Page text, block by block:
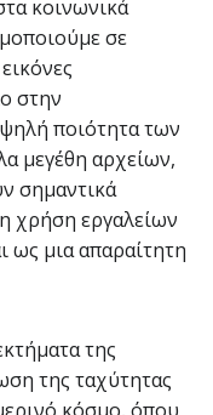
κοινωνικά
σε
στην
ποιότητα των
μεγέθη αρχείων,
σημαντικά
χρήση εργαλείων
ως μια απαραίτητη
της
της ταχύτητας